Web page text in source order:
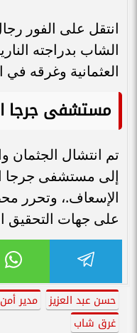
انتقل على الفور
الشاب بدراجته
العثمانية وغرقه في
مستشفى جرجا
تم انتشال الجثمان
إلى مستشفى جرجا
الإسعاف.، وتحرر
على جهات التحقيق
حسن عبد العزيز مدير
غرق شاب